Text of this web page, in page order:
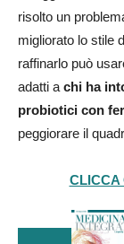
risolto un
migliorato lo stile
raffinarlo può
adatti a chi ha
probiotici con
peggiorare il
CLICCA